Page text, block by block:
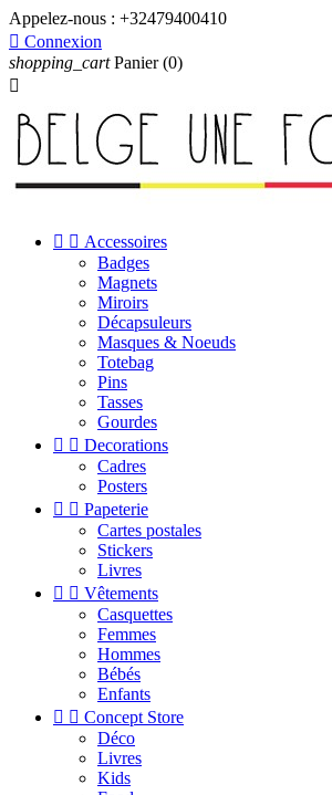
Appelez-nous : +32479400410
 Connexion
shopping_cart Panier (0)

  Accessoires
Badges
Magnets
Miroirs
Décapsuleurs
Masques & Noeuds
Totebag
Pins
Tasses
Gourdes
  Decorations
Cadres
Posters
  Papeterie
Cartes postales
Stickers
Livres
  Vêtements
Casquettes
Femmes
Hommes
Bébés
Enfants
  Concept Store
Déco
Livres
Kids